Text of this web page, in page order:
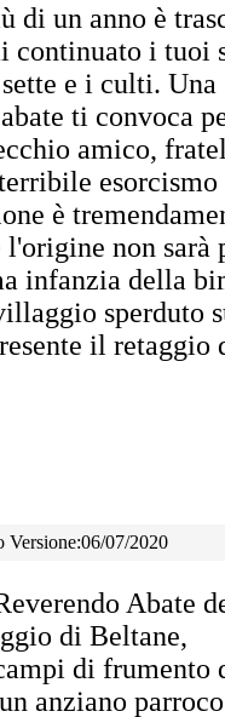
di un anno è
continuato i tuoi
e i culti. Una
ti convoca
amico,
esorcismo
è
non sarà
infanzia della
sperduto
il retaggio
Versione:06/07/2020
Abate
di Beltane,
di frumento
anziano